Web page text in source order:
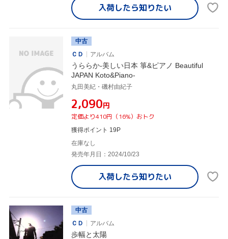
入荷したら知りたい
中古
ＣＤ
アルバム
うららか-美しい日本 箏&ピアノ Beautiful
JAPAN Koto&Piano-
丸田美紀・磯村由紀子
¥2,090円
定価より410円（16%）おトク
獲得ポイント 19P
在庫なし
発売年月日：2024/10/23
入荷したら知りたい
中古
ＣＤ
アルバム
歩幅と太陽